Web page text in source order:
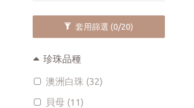
套用篩選 (0/20)
珍珠品種
澳洲白珠 (32)
貝母 (11)